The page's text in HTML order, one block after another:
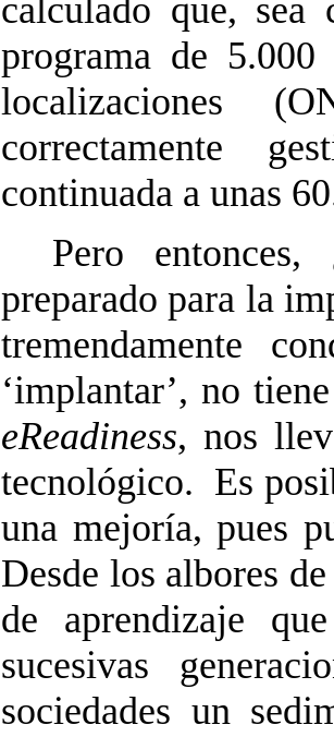
calculado que,
programa de 5.000
localizaciones
correctamente
continuada a unas
Pero
preparado para la
tremendamente
‘implantar’, no
eReadiness, nos
tecnológico. Es
una mejoría, pues
Desde los albores
de aprendizaje
sucesivas
sociedades un